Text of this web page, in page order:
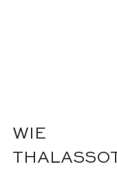
WIE